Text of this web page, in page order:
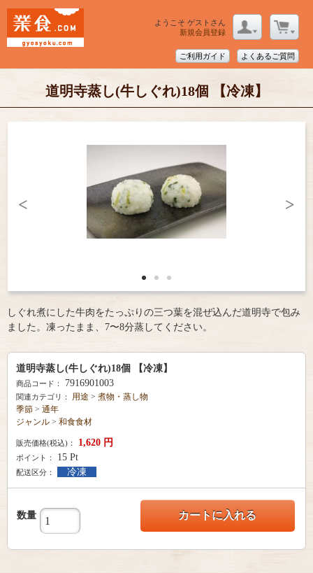
ようこそ ゲストさん
新規会員登録
ご利用ガイド よくあるご質問
道明寺蒸し(牛しぐれ)18個 【冷凍】
< >
しぐれ煮にした牛肉をたっぷりの三つ葉を混ぜ込んだ道明寺で包み
ました。凍ったまま、7〜8分蒸してください。
道明寺蒸し(牛しぐれ)18個 【冷凍】
商品コード： 7916901003
関連カテゴリ： 用途 > 煮物・蒸し物
季節 > 通年
ジャンル > 和食食材
販売価格(税込)： 1,620 円
ポイント： 15 Pt
配送区分： 冷凍
数量 カートに入れる